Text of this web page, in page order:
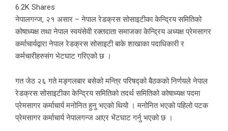
6.2K Shares
नेपालगन्ज, २१ असार – नेपाल रेडक्रस सोसाइटीका केन्द्रिय समितिको
कोषाध्यक्ष तथा नेपाल स्वयंसेवी रक्तदाता समाजका केन्द्रिय अध्यक्ष प्रेमसागर
कर्माचार्यद्वारा नेपाल रेडक्रस सोसाइटी बाके शाखाका पदाधिकारी र
कर्मचारीहरुसंग भेटघाट गरिएको छ ।
गत जेठ २६ गते मङ्गलबार बसेको मन्त्रि परिषद्को बैठकको निर्णयले नेपाल
रेडक्रस सोसाइटीका केन्द्रिय समितिको तदर्थ समितिको कोषाध्यक्ष पदमा
प्रेमसागर कर्माचार्य मनोनित हुनु भएको थियो । मनोनित भएको पहिलो पटक
प्रेमसागर कर्माचार्य नेपालगन्ज आएर भेंटघाट गर्नु भएको छ ।